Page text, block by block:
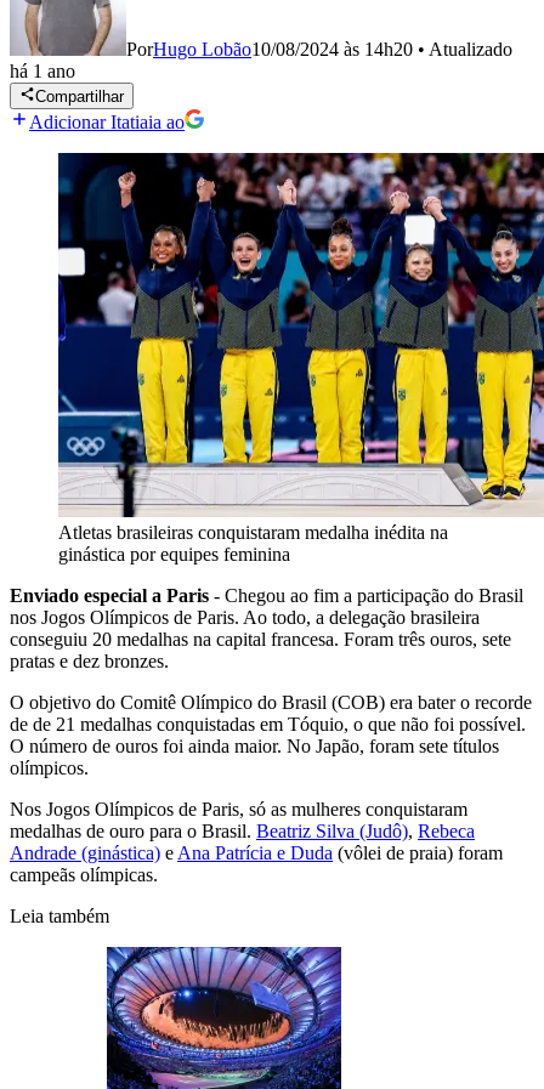
PorHugo Lobão10/08/2024 às 14h20 • Atualizado
há 1 ano
Compartilhar
Adicionar Itatiaia ao
Atletas brasileiras conquistaram medalha inédita na
ginástica por equipes feminina
Enviado especial a Paris - Chegou ao fim a participação do Brasil
nos Jogos Olímpicos de Paris. Ao todo, a delegação brasileira
conseguiu 20 medalhas na capital francesa. Foram três ouros, sete
pratas e dez bronzes.
O objetivo do Comitê Olímpico do Brasil (COB) era bater o recorde
de de 21 medalhas conquistadas em Tóquio, o que não foi possível.
O número de ouros foi ainda maior. No Japão, foram sete títulos
olímpicos.
Nos Jogos Olímpicos de Paris, só as mulheres conquistaram
medalhas de ouro para o Brasil. Beatriz Silva (Judô), Rebeca
Andrade (ginástica) e Ana Patrícia e Duda (vôlei de praia) foram
campeãs olímpicas.
Leia também